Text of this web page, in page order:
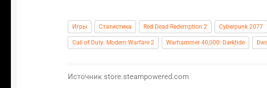
Игры Статистика Red Dead Redemption 2 Cyberpunk 2077
Call of Duty: Modern Warfare 2 Warhammer 40,000: Darktide
Источник store.steampowered.com